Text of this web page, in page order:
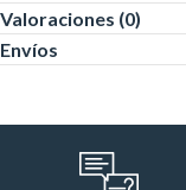
Valoraciones (0)
Envíos